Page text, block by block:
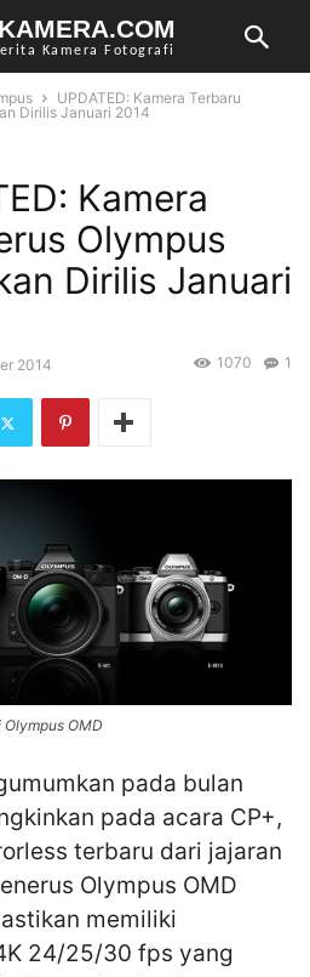
Kamera Fotografi
UPDATED: Kamera Terbaru
Dirilis Januari 2014
Kamera
Olympus
Dirilis Januari
2014 1
1070
Olympus OMD
pada bulan
pada acara CP+,
terbaru dari jajaran
Olympus OMD
memiliki
24/25/30 fps yang